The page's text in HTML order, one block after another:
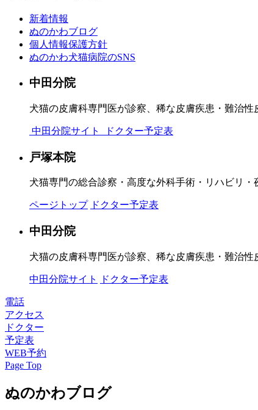
新着情報
ぬのかわブログ
個人情報保護方針
ぬのかわ犬猫病院のSNS
中田分院
犬猫の皮膚科専門医が診察、稀な皮膚疾患・難治性
中田分院サイト ドクター予定表
戸塚本院
犬猫専門の総合診察・高度な外科手術・リハビリ・
ページトップ ドクター予定表
中田分院
犬猫の皮膚科専門医が診察、稀な皮膚疾患・難治性
中田分院サイト ドクター予定表
電話
アクセス
ドクター
予定表
WEB予約
Page Top
ぬのかわブログ